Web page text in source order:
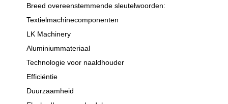
Breed overeenstemmende sleutelwoorden:
Textielmachinecomponenten
LK Machinery
Aluminiummateriaal
Technologie voor naaldhouder
Efficiëntie
Duurzaamheid